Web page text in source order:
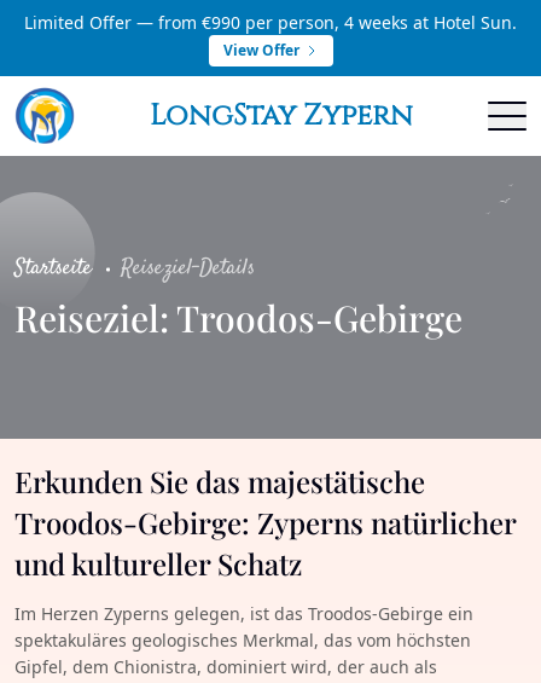
Limited Offer — from €990 per person, 4 weeks at Hotel Sun.
View Offer
LongStay Zypern
Startseite Reiseziel-Details
Reiseziel: Troodos-Gebirge
Erkunden Sie das majestätische
Troodos-Gebirge: Zyperns natürlicher
und kultureller Schatz
Im Herzen Zyperns gelegen, ist das Troodos-Gebirge ein
spektakuläres geologisches Merkmal, das vom höchsten
Gipfel, dem Chionistra, dominiert wird, der auch als